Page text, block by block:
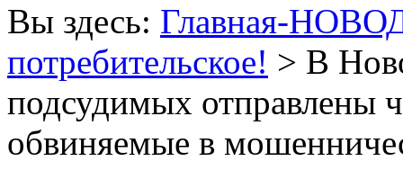
Вы здесь: Главная-
потребительское! > В
подсудимых отправлены
обвиняемые в